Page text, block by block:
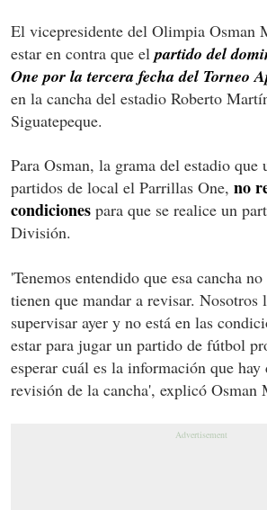
El vicepresidente del Olimpia Osman
estar en contra que el partido del
One por la tercera fecha del Torneo
en la cancha del estadio Roberto
Siguatepeque.
Para Osman, la grama del estadio que
partidos de local el Parrillas One, no
condiciones para que se realice un
División.
'Tenemos entendido que esa cancha
tienen que mandar a revisar. Nosotros
supervisar ayer y no está en las
estar para jugar un partido de fútbol
esperar cuál es la información que hay
revisión de la cancha', explicó Osman